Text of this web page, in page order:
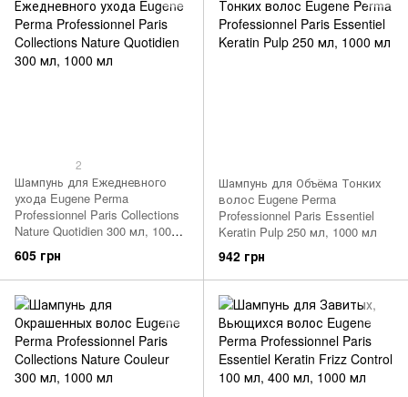
2
Шампунь для Ежедневного
ухода Eugene Perma
Professionnel Paris Collections
Nature Quotidien 300 мл, 1000
мл
605 грн
Шампунь для Объёма Тонких
волос Eugene Perma
Professionnel Paris Essentiel
Keratin Pulp 250 мл, 1000 мл
942 грн